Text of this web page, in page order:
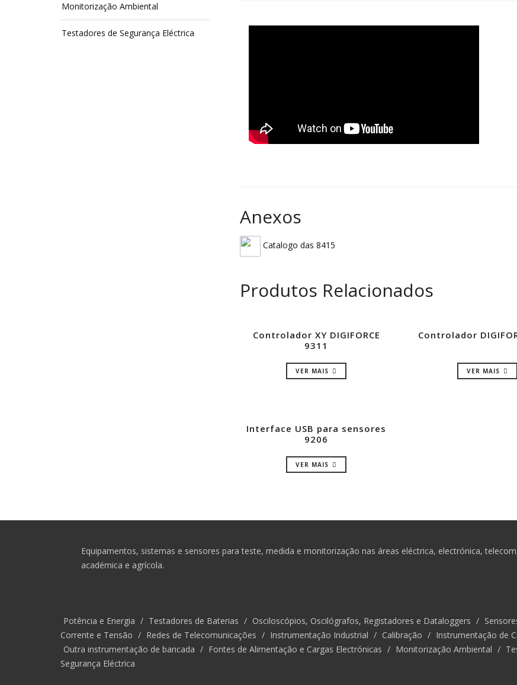
Anexos
Catalogo das 8415
Produtos Relacionados
Controlador XY DIGIFORCE
9311
VER MAIS
Controlador
VER MAIS
Interface USB para sensores
9206
VER MAIS
Monitorização Ambiental
Testadores de Segurança Eléctrica
Equipamentos, sistemas e sensores para teste, medida e monitorização nas áreas eléctrica, electrónica,
académica e agrícola.
Potência e Energia / Testadores de Baterias / Osciloscópios, Oscilógrafos, Registadores e Dataloggers /
Corrente e Tensão / Redes de Telecomunicações / Instrumentação Industrial / Calibração / Instrumentação de
Outra instrumentação de bancada / Fontes de Alimentação e Cargas Electrónicas / Monitorização Ambiental /
Segurança Eléctrica